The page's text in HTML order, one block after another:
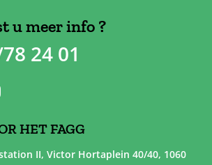
u meer info ?
24 01
HET FAGG
II, Victor Hortaplein 40/40, 1060